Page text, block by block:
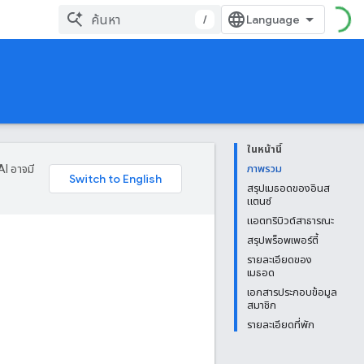
/
ในหน้านี้
ภาพรวม
สรุปเมธอดของอินส
แตนซ์
แอตทริบิวต์สาธารณะ
สรุปพร็อพเพอร์ตี้
รายละเอียดของ
เมธอด
เอกสารประกอบข้อมูล
สมาชิก
รายละเอียดที่พัก
อาจมี